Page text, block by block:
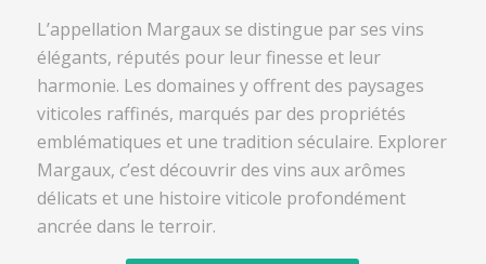
L’appellation Margaux se distingue par ses vins
élégants, réputés pour leur finesse et leur
harmonie. Les domaines y offrent des paysages
viticoles raffinés, marqués par des propriétés
emblématiques et une tradition séculaire. Explorer
Margaux, c’est découvrir des vins aux arômes
délicats et une histoire viticole profondément
ancrée dans le terroir.